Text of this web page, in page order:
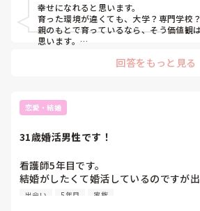
幸せになれると思います。
育った環境が違くても、大学？専門学校
親のもとで育っているなら、そう価値観
思います。
あとは愛し合っていればお互いが相手を
いますよ。
回答をもっと見る
恋愛・結婚
31歳婚活男性です！
看護師5年目です。
結婚がしたくて婚活しているのですが
5ヶ月お付き合いしている人がいません
出会い 5年目 家族